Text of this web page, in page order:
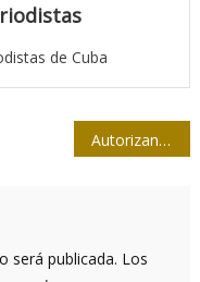
de Cuba
Autorizan uso de emergencias de vacunas Soberana 02 y Plus
será publicada. Los